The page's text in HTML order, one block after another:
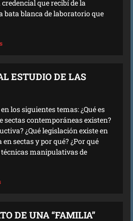
que recibí de la
bata blanca de laboratorio que
ESTUDIO DE LAS
los siguientes temas: ¿Qué es
sectas contemporáneas existen?
¿Qué legislación existe en
sectas y por qué? ¿Por qué
manipulativas de
DE UNA “FAMILIA”